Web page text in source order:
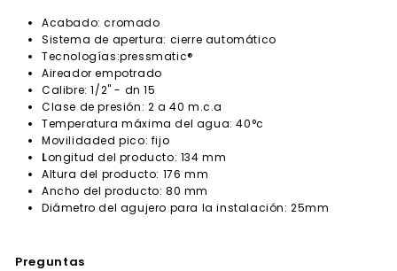
Acabado: cromado
Sistema de apertura: cierre automático
Tecnologías:pressmatic®
Aireador empotrado
Calibre: 1/2" - dn 15
Clase de presión: 2 a 40 m.c.a
Temperatura máxima del agua: 40°c
Movilidaded pico: fijo
Longitud del producto: 134 mm
Altura del producto: 176 mm
Ancho del producto: 80 mm
Diámetro del agujero para la instalación: 25mm
Preguntas